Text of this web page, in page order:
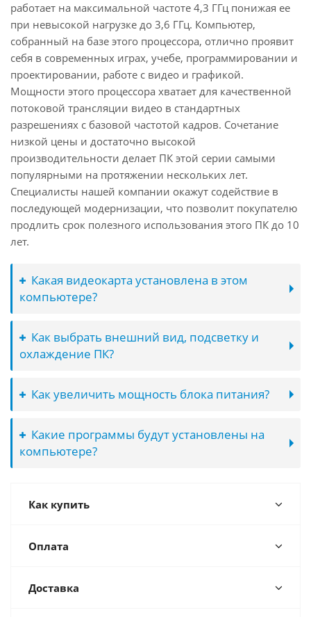
работает на максимальной частоте 4,3 ГГц понижая ее
при невысокой нагрузке до 3,6 ГГц. Компьютер,
собранный на базе этого процессора, отлично проявит
себя в современных играх, учебе, программировании и
проектировании, работе с видео и графикой.
Мощности этого процессора хватает для качественной
потоковой трансляции видео в стандартных
разрешениях с базовой частотой кадров. Сочетание
низкой цены и достаточно высокой
производительности делает ПК этой серии самыми
популярными на протяжении нескольких лет.
Специалисты нашей компании окажут содействие в
последующей модернизации, что позволит покупателю
продлить срок полезного использования этого ПК до 10
лет.
Какая видеокарта установлена в этом
компьютере?
Как выбрать внешний вид, подсветку и
охлаждение ПК?
Как увеличить мощность блока питания?
Какие программы будут установлены на
компьютере?
Как купить
Оплата
Доставка